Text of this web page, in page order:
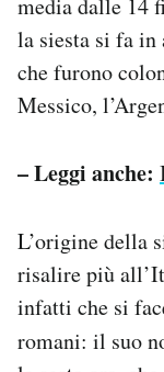
la siesta si fa in
che furono
Messico,
– Leggi anche:
L’origine della
risalire più
infatti che si
romani: il suo